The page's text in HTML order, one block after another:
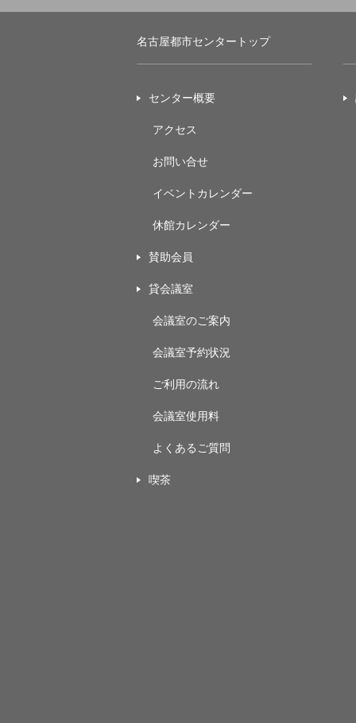
名古屋都市センタートップ
センター概要
アクセス
お問い合せ
イベントカレンダー
休館カレンダー
賛助会員
貸会議室
会議室のご案内
会議室予約状況
ご利用の流れ
会議室使用料
よくあるご質問
喫茶